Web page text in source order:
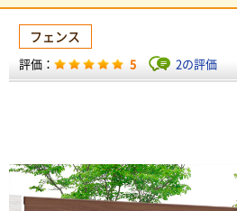
フェンス
5 2の評価